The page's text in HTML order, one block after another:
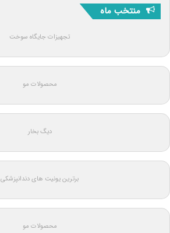
منتخب ماه
تجهیزات جایگاه سوخت
محصولات مو
دیگ بخار
برترین یونیت های دندانپزشکی
محصولات مو